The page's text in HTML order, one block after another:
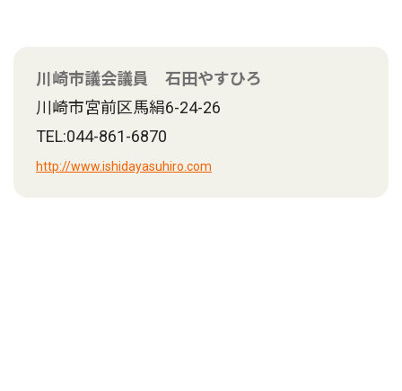
川崎市議会議員 石田やすひろ
川崎市宮前区馬絹6-24-26
TEL:044-861-6870
http://www.ishidayasuhiro.com